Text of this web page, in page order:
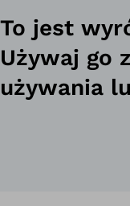
To jest
Używaj go
używania